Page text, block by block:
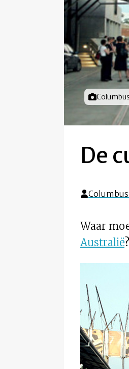
Foto door
De
Waar
Australië?